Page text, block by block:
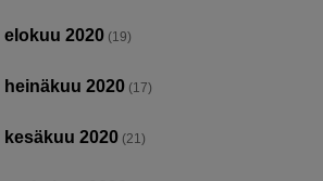
elokuu 2020 (19)
heinäkuu 2020 (17)
kesäkuu 2020 (21)